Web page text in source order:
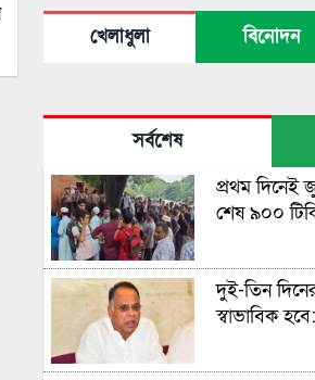
খেলাধুলা বিনোদন
সর্বশেষ
প্রথম দিনেই
শেষ ৯০০
দুই-তিন
স্বাভাবিক হবে: